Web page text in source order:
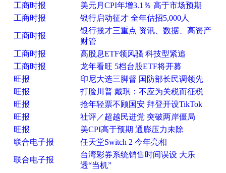
工商时报
美元月CPI年增3.1％ 高于市场预期
工商时报
银行启动征才 全年估招5,000人
工商时报
银行揽才三重点 资讯、数据、高资产
财管
工商时报
高股息ETF领风骚 科技型紧追
工商时报
龙年看旺 5档台股ETF将开募
旺报
印尼大选三脚督 国防部长民调领先
旺报
打脸川普 戴琪：不应为关税而征税
旺报
抢年轻票不顾国安 拜登开设TikTok
旺报
社评／超越民进党 突破两岸僵局
旺报
美CPI高于预期 通膨压力未除
联合电子报
任天堂Switch 2 今年亮相
联合电子报
台湾彩券系统销售时间误设 大乐
透“当机”